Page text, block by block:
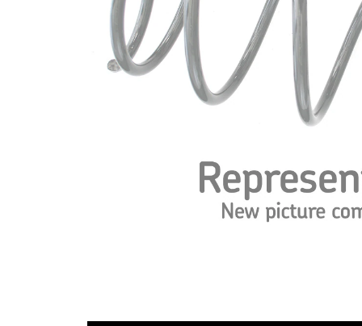
průměrem
Vnější
průměr
152 mm
Označení
barvy
bílá
červená
12,00 mm